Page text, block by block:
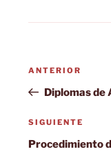
entradas
Entrada
anterior:
ANTERIOR
Diplomas de
Siguiente
entrada
SIGUIENTE
Procedimiento